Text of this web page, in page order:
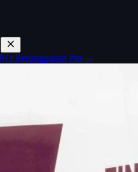
Berlangganan Pro →